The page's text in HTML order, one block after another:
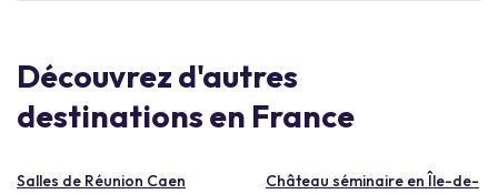
Découvrez d'autres
destinations en France
Salles de Réunion Caen
Château séminaire en Île-de-